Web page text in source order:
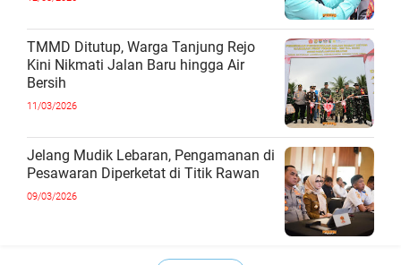
TMMD Ditutup, Warga Tanjung Rejo
Kini Nikmati Jalan Baru hingga Air
Bersih
11/03/2026
Jelang Mudik Lebaran, Pengamanan di
Pesawaran Diperketat di Titik Rawan
09/03/2026